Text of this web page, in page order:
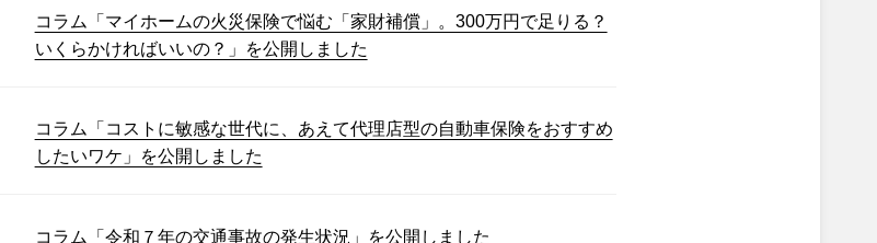
コラム「マイホームの火災保険で悩む「家財補償」。300万円で足りる？
いくらかければいいの？」を公開しました
コラム「コストに敏感な世代に、あえて代理店型の自動車保険をおすすめ
したいワケ」を公開しました
コラム「令和７年の交通事故の発生状況」を公開しました